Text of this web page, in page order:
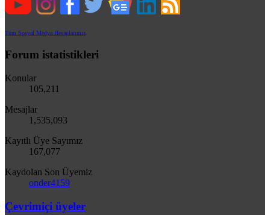
Tüm Sosyal Medya Hesaplarımız
Forum istatistikleri
Konular
105,211
Mesajlar
1,535,093
Kayıtlı Üye Sayımız
167,077
Kaydolan Son Üyemiz
onder4159
Çevrimiçi üyeler